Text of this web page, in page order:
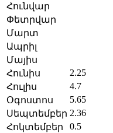
Հունվար
Փետրվար
Մարտ
Ապրիլ
Մայիս
Հունիս
2.25
Հուլիս
4.7
Օգոստոս
5.65
Սեպտեմբեր 2.36
Հոկտեմբեր
0.5